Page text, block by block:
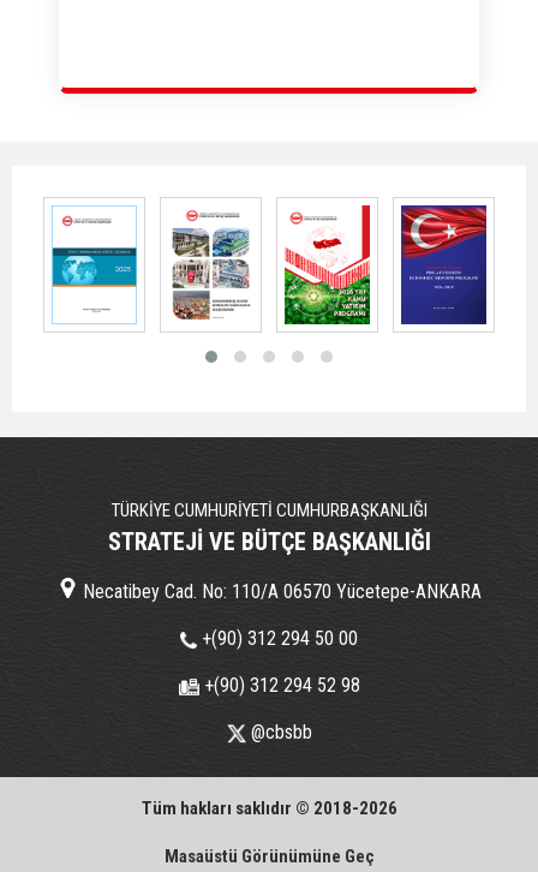
TÜRKİYE CUMHURİYETİ CUMHURBAŞKANLIĞI
STRATEJİ VE BÜTÇE BAŞKANLIĞI
Necatibey Cad. No: 110/A 06570 Yücetepe-ANKARA
+(90) 312 294 50 00
+(90) 312 294 52 98
@cbsbb
Tüm hakları saklıdır © 2018-2026
Masaüstü Görünümüne Geç